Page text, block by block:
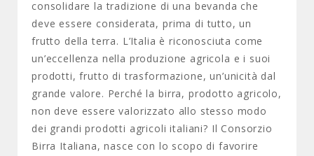
consolidare la tradizione di una bevanda che
deve essere considerata, prima di tutto, un
frutto della terra. L’Italia è riconosciuta come
un’eccellenza nella produzione agricola e i suoi
prodotti, frutto di trasformazione, un’unicità dal
grande valore. Perché la birra, prodotto agricolo,
non deve essere valorizzato allo stesso modo
dei grandi prodotti agricoli italiani? Il Consorzio
Birra Italiana, nasce con lo scopo di favorire